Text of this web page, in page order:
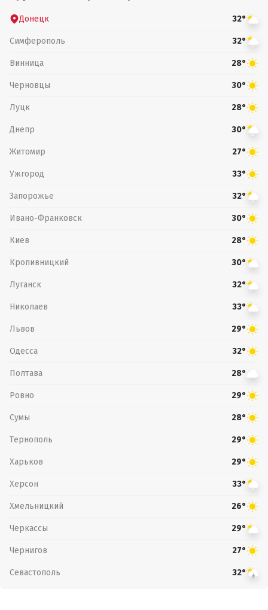
Донецк 32°
Симферополь 32°
Винница 28°
Черновцы 30°
Луцк 28°
Днепр 30°
Житомир 27°
Ужгород 33°
Запорожье 32°
Ивано-Франковск 30°
Киев 28°
Кропивницкий 30°
Луганск 32°
Николаев 33°
Львов 29°
Одесса 32°
Полтава 28°
Ровно 29°
Сумы 28°
Тернополь 29°
Харьков 29°
Херсон 33°
Хмельницкий 26°
Черкассы 29°
Чернигов 27°
Севастополь 32°